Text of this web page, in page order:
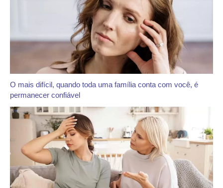
O mais difícil, quando toda uma família conta com você, é
permanecer confiável